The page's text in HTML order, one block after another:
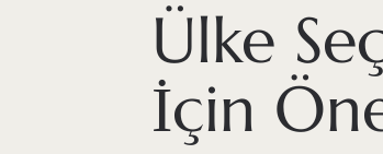
Ülke
İçin